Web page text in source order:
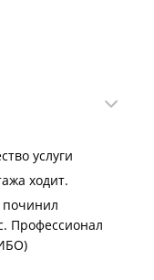
услуги
ходит.
Профессионал